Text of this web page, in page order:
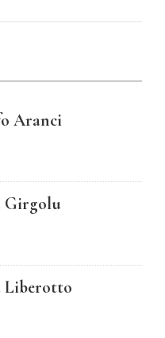
Aranci
Girgolu
Liberotto